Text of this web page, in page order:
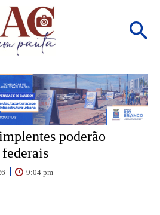
poderão
9:04 pm